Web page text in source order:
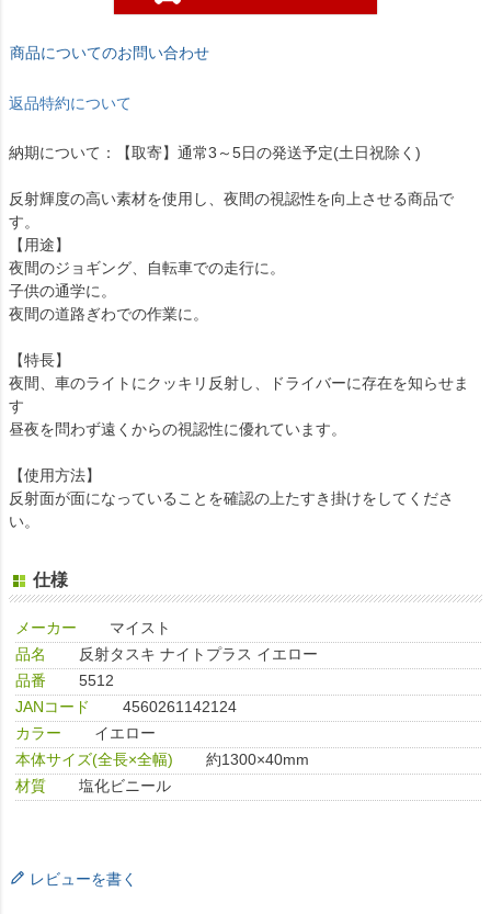
商品についてのお問い合わせ
返品特約について
納期について：【取寄】通常3～5日の発送予定(土日祝除く)
反射輝度の高い素材を使用し、夜間の視認性を向上させる商品で
す。
【用途】
夜間のジョギング、自転車での走行に。
子供の通学に。
夜間の道路ぎわでの作業に。
【特長】
夜間、車のライトにクッキリ反射し、ドライバーに存在を知らせま
す
昼夜を問わず遠くからの視認性に優れています。
【使用方法】
反射面が面になっていることを確認の上たすき掛けをしてくださ
い。
仕様
メーカー
マイスト
品名
反射タスキ ナイトプラス イエロー
品番
5512
JANコード
4560261142124
カラー
イエロー
本体サイズ(全長×全幅)
約1300×40mm
材質
塩化ビニール
レビューを書く